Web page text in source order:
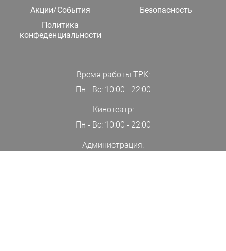
Акции/События
Безопасность
Политика
конфеденциальности
Время работы ТРК:
Пн - Вс: 10:00 - 22:00
Кинотеатр:
Пн - Вс: 10:00 - 22:00
Администрация: